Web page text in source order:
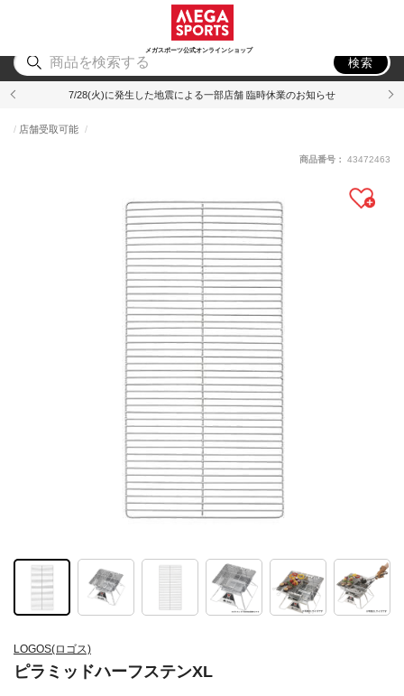
メガスポーツ公式オンラインショップ
アウトドア
検索
7/28(火)に発生した地震による一部店舗 臨時休業のお知らせ
LOGOS(ロゴス)
ピラミッドハーフステンXL
店舗受取可能
商品番号： 43472463